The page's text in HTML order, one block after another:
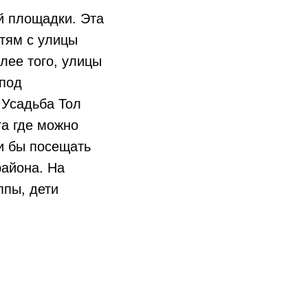
площадки. Эта
с улицы
того, улицы
Тол
где можно
бы посещать
На
дети